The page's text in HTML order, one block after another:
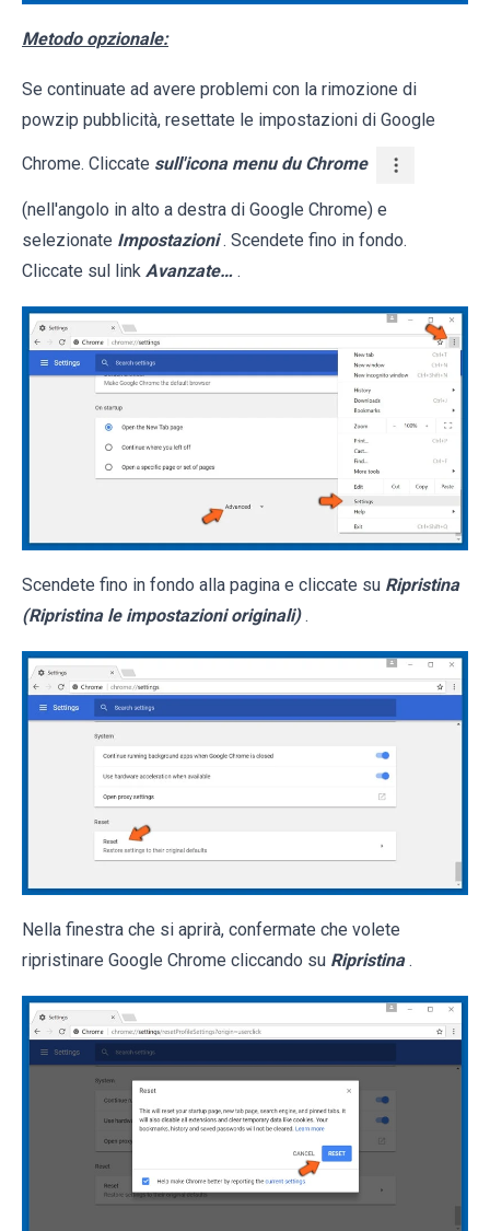
Metodo opzionale:
Se continuate ad avere problemi con la rimozione di
powzip pubblicità, resettate le impostazioni di Google
Chrome. Cliccate sull'icona menu du Chrome
(nell'angolo in alto a destra di Google Chrome) e
selezionate Impostazioni . Scendete fino in fondo.
Cliccate sul link Avanzate… .
Scendete fino in fondo alla pagina e cliccate su Ripristina
(Ripristina le impostazioni originali) .
Nella finestra che si aprirà, confermate che volete
ripristinare Google Chrome cliccando su Ripristina .